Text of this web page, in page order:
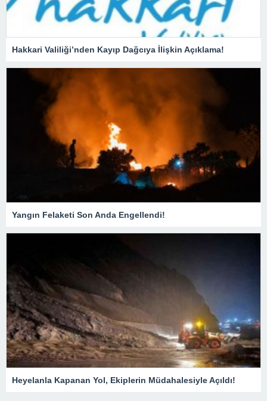
Hakkari Valiliği’nden Kayıp Dağcıya İlişkin Açıklama!
Yangın Felaketi Son Anda Engellendi!
Heyelanla Kapanan Yol, Ekiplerin Müdahalesiyle Açıldı!